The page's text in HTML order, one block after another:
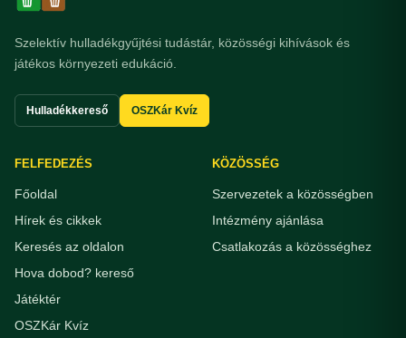
Szelektív hulladékgyűjtési tudástár, közösségi kihívások és
játékos környezeti edukáció.
Hulladékkereső OSZKár Kvíz
FELFEDEZÉS
Főoldal
Hírek és cikkek
Keresés az oldalon
Hova dobod? kereső
Játéktér
OSZKár Kvíz
KÖZÖSSÉG
Szervezetek a közösségben
Intézmény ajánlása
Csatlakozás a közösséghez